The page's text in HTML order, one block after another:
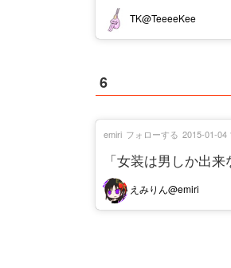
TK@TeeeeKee
6
「女装は男しか出
えみりん@emiri
emiri フォローする 2015-01-04